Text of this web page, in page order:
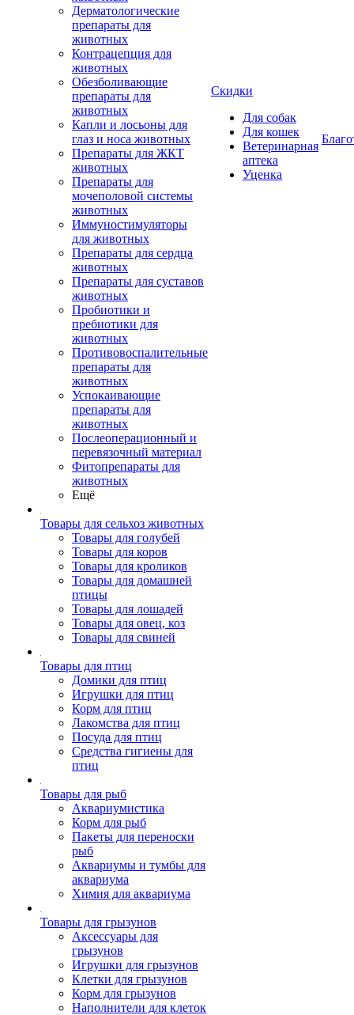
Дерматологические
препараты для
животных
Контрацепция для
животных
Обезболивающие
препараты для
животных
Капли и лосьоны для
глаз и носа животных
Препараты для ЖКТ
животных
Препараты для
мочеполовой системы
животных
Иммуностимуляторы
для животных
Препараты для сердца
животных
Препараты для суставов
животных
Пробиотики и
пребиотики для
животных
Противовоспалительные
препараты для
животных
Успокаивающие
препараты для
животных
Послеоперационный и
перевязочный материал
Фитопрепараты для
животных
Ещё
Товары для сельхоз животных
Товары для голубей
Товары для коров
Товары для кроликов
Товары для домашней
птицы
Товары для лошадей
Товары для овец, коз
Товары для свиней
Товары для птиц
Домики для птиц
Игрушки для птиц
Корм для птиц
Лакомства для птиц
Посуда для птиц
Средства гигиены для
птиц
Товары для рыб
Аквариумистика
Корм для рыб
Пакеты для переноски
рыб
Аквариумы и тумбы для
аквариума
Химия для аквариума
Товары для грызунов
Аксессуары для
грызунов
Игрушки для грызунов
Клетки для грызунов
Корм для грызунов
Наполнители для клеток
Скидки
Для собак
Для кошек
Ветеринарная
аптека
Уценка